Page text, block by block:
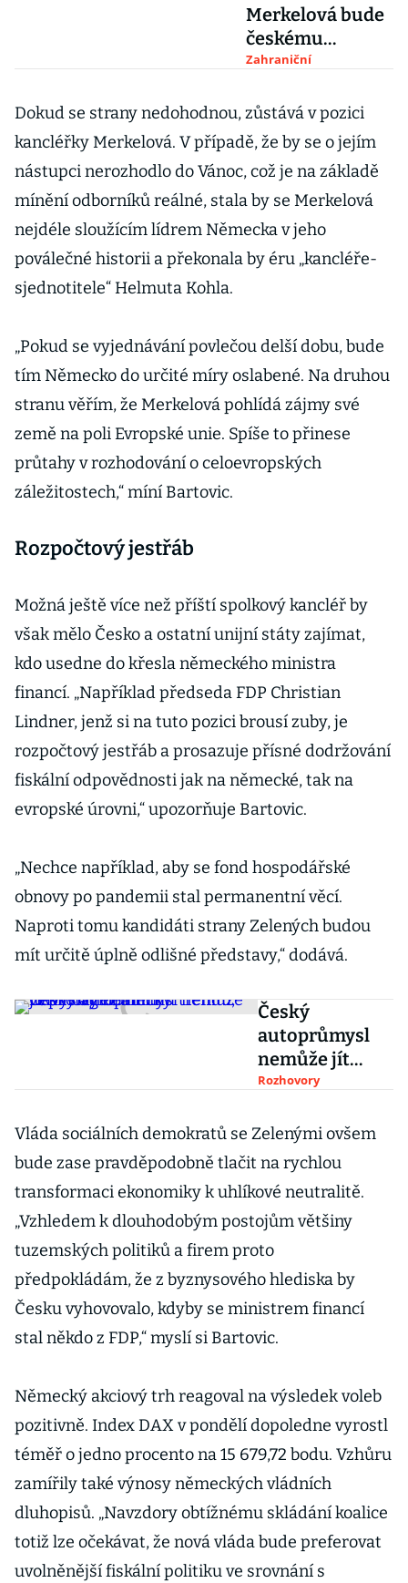
Merkelová bude
českému
byznysu chybět,
končí
Zahraniční
Dokud se strany nedohodnou, zůstává v pozici
kancléřky Merkelová. V případě, že by se o jejím
nástupci nerozhodlo do Vánoc, což je na základě
mínění odborníků reálné, stala by se Merkelová
nejdéle sloužícím lídrem Německa v jeho
poválečné historii a překonala by éru „kancléře-
sjednotitele“ Helmuta Kohla.
„Pokud se vyjednávání povlečou delší dobu, bude
tím Německo do určité míry oslabené. Na druhou
stranu věřím, že Merkelová pohlídá zájmy své
země na poli Evropské unie. Spíše to přinese
průtahy v rozhodování o celoevropských
záležitostech,“ míní Bartovic.
Rozpočtový jestřáb
Možná ještě více než příští spolkový kancléř by
však mělo Česko a ostatní unijní státy zajímat,
kdo usedne do křesla německého ministra
financí. „Například předseda FDP Christian
Lindner, jenž si na tuto pozici brousí zuby, je
rozpočtový jestřáb a prosazuje přísné dodržování
fiskální odpovědnosti jak na německé, tak na
evropské úrovni,“ upozorňuje Bartovic.
„Nechce například, aby se fond hospodářské
obnovy po pandemii stal permanentní věcí.
Naproti tomu kandidáti strany Zelených budou
mít určitě úplně odlišné představy,“ dodává.
Český
autoprůmysl
nemůže jít
proti
trendu, říká
nový německý
velvyslanec
Rozhovory
Vláda sociálních demokratů se Zelenými ovšem
bude zase pravděpodobně tlačit na rychlou
transformaci ekonomiky k uhlíkové neutralitě.
„Vzhledem k dlouhodobým postojům většiny
tuzemských politiků a firem proto
předpokládám, že z byznysového hlediska by
Česku vyhovovalo, kdyby se ministrem financí
stal někdo z FDP,“ myslí si Bartovic.
Německý akciový trh reagoval na výsledek voleb
pozitivně. Index DAX v pondělí dopoledne vyrostl
téměř o jedno procento na 15 679,72 bodu. Vzhůru
zamířily také výnosy německých vládních
dluhopisů. „Navzdory obtížnému skládání koalice
totiž lze očekávat, že nová vláda bude preferovat
uvolněnější fiskální politiku ve srovnání s